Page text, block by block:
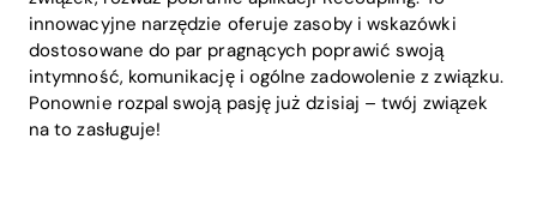
innowacyjne narzędzie oferuje zasoby i wskazówki
dostosowane do par pragnących poprawić swoją
intymność, komunikację i ogólne zadowolenie z związku.
Ponownie rozpal swoją pasję już dzisiaj – twój związek
na to zasługuje!